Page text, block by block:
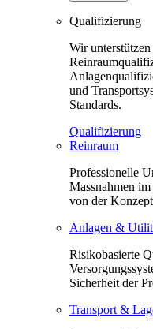
Qualifizierung
Wir
und
Standards.
Qualifizierung
Reinraum
Professionelle
Massnahmen
von der
Anlagen &
Risikobasierte
Sicherheit der
Transport &